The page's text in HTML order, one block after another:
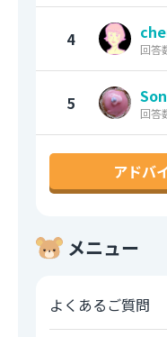
4 回答
5 回答
アドバ
メニュー
よくあるご質問